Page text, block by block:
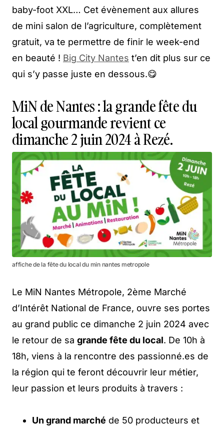
baby-foot XXL… Cet évènement aux allures
de mini salon de l’agriculture, complètement
gratuit, va te permettre de finir le week-end
en beauté ! Big City Nantes t’en dit plus sur ce
qui s’y passe juste en dessous.😋
MiN de Nantes : la grande fête du
local gourmande revient ce
dimanche 2 juin 2024 à Rezé.
affiche de la fête du local du min nantes metropole
Le MiN Nantes Métropole, 2ème Marché
d’Intérêt National de France, ouvre ses portes
au grand public ce dimanche 2 juin 2024 avec
le retour de sa grande fête du local. De 10h à
18h, viens à la rencontre des passionné.es de
la région qui te feront découvrir leur métier,
leur passion et leurs produits à travers :
Un grand marché de 50 producteurs et